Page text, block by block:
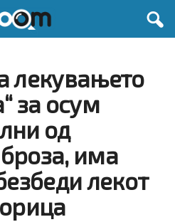
лекувањето
за осум
од
има
лекот